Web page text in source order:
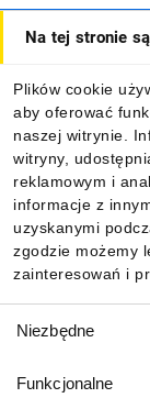
Na tej stronie
Plików cookie
aby oferować
naszej witrynie.
witryny,
reklamowym i
informacje z
uzyskanymi
zgodzie możemy
zainteresowań i
zgody
Niezbędne
Funkcjonalne
Informacje